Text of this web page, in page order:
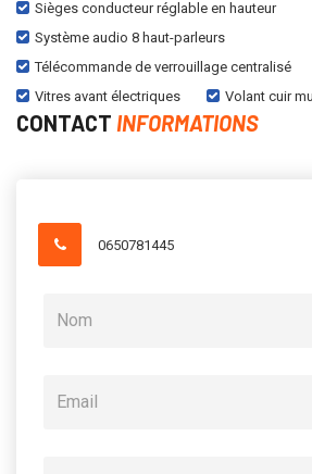
Sièges conducteur réglable en hauteur
Système audio 8 haut-parleurs
Télécommande de verrouillage centralisé
Vitres avant électriques
Volant cuir
CONTACT INFORMATIONS
0650781445